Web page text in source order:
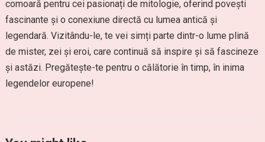
comoară pentru cei pasionați de mitologie, oferind povești
fascinante și o conexiune directă cu lumea antică și
legendară. Vizitându-le, te vei simți parte dintr-o lume plină
de mister, zei și eroi, care continuă să inspire și să fascineze
și astăzi. Pregătește-te pentru o călătorie în timp, în inima
legendelor europene!